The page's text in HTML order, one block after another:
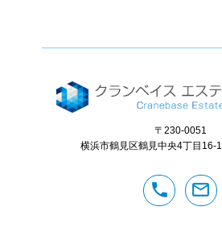
〒230-0051
横浜市鶴見区鶴見中央4丁目16-1
phone mail_outline